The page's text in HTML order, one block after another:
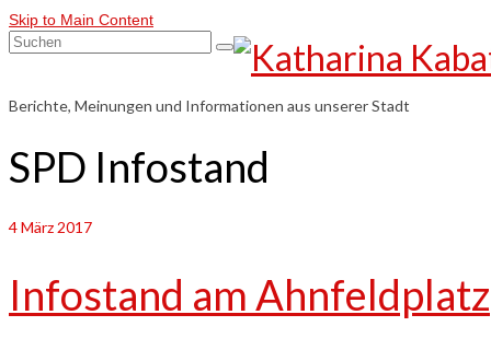
Skip to Main Content
Suchen
Berichte, Meinungen und Informationen aus unserer Stadt
SPD Infostand
4März 2017
Infostand am Ahnfeldplatz